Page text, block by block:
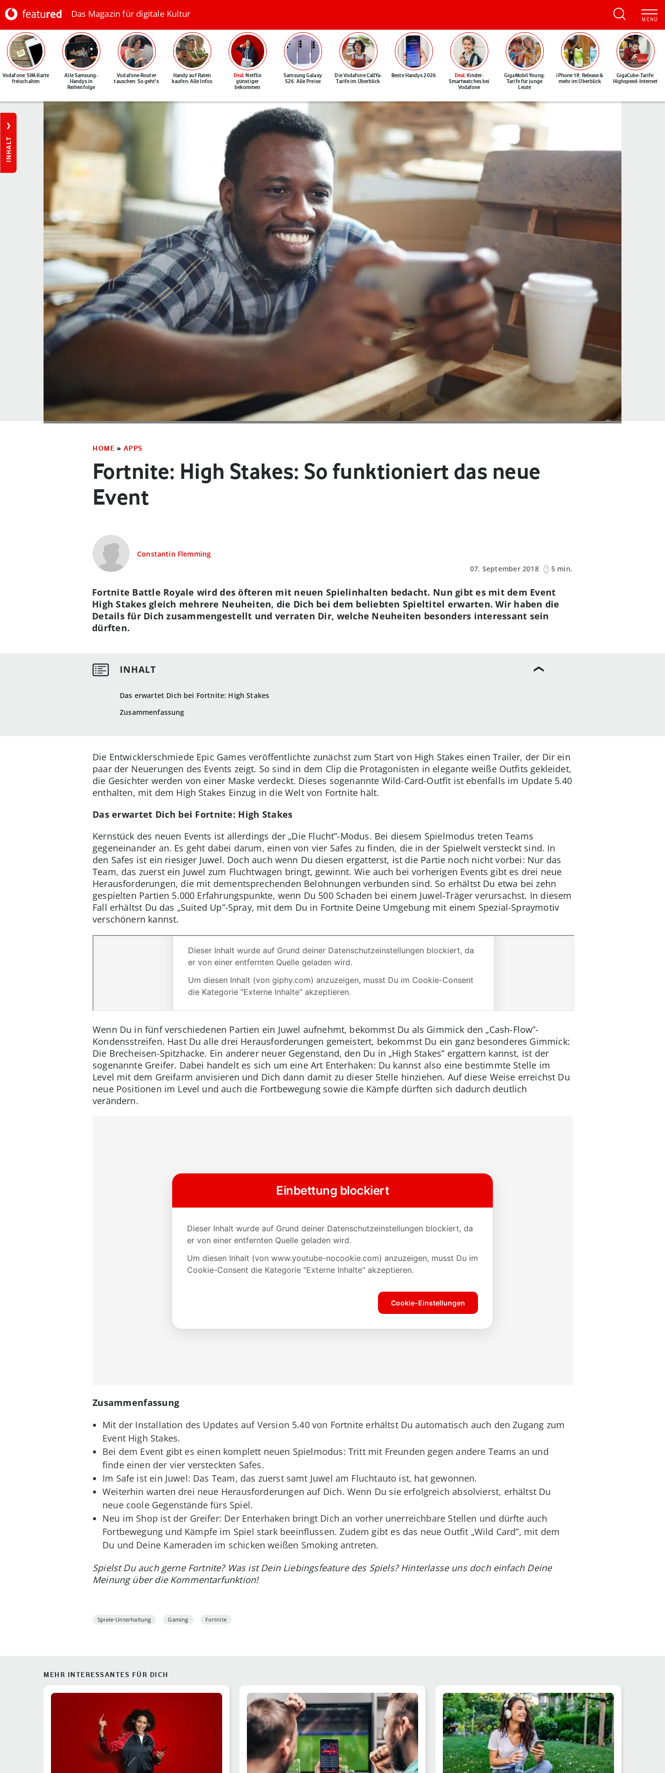
Das Magazin für digitale Kultur
Vodafone: SIM-Karte
freischalten
Alle Samsung-
Handys in
Reihenfolge
Vodafone-Router
tauschen: So geht's
Handy auf Raten
kaufen: Alle Infos
Deal: Netflix
günstiger
bekommen
Samsung Galaxy
S26: Alle Preise
Die Vodafone CallYa-
Tarife im Überblick
Beste Handys 2026 Deal: Kinder-
Smartwatches bei
Vodafone
GigaMobil Young:
Tarife für junge
Leute
iPhone 18: Release &
mehr im Überblick
GigaCube-Tarife:
Highspeed-Internet
INHALT
HOME » APPS
Fortnite: High Stakes: So funktioniert das neue
Event
Constantin Flemming
07. September 2018
5 min.
Das erwartet Dich bei Fortnite: High Stakes
Zusammenfassung
Fortnite Battle Royale wird des öfteren mit neuen Spielinhalten bedacht. Nun gibt es mit dem Event
High Stakes gleich mehrere Neuheiten, die Dich bei dem beliebten Spieltitel erwarten. Wir haben die
Details für Dich zusammengestellt und verraten Dir, welche Neuheiten besonders interessant sein
dürften.
Die Entwicklerschmiede Epic Games veröffentlichte zunächst zum Start von High Stakes einen Trailer, der Dir ein
paar der Neuerungen des Events zeigt. So sind in dem Clip die Protagonisten in elegante weiße Outfits gekleidet,
die Gesichter werden von einer Maske verdeckt. Dieses sogenannte Wild-Card-Outfit ist ebenfalls im Update 5.40
enthalten, mit dem High Stakes Einzug in die Welt von Fortnite hält.
Das erwartet Dich bei Fortnite: High Stakes
Kernstück des neuen Events ist allerdings der „Die Flucht”-Modus. Bei diesem Spielmodus treten Teams
gegeneinander an. Es geht dabei darum, einen von vier Safes zu finden, die in der Spielwelt versteckt sind. In
den Safes ist ein riesiger Juwel. Doch auch wenn Du diesen ergatterst, ist die Partie noch nicht vorbei: Nur das
Team, das zuerst ein Juwel zum Fluchtwagen bringt, gewinnt. Wie auch bei vorherigen Events gibt es drei neue
Herausforderungen, die mit dementsprechenden Belohnungen verbunden sind. So erhältst Du etwa bei zehn
gespielten Partien 5.000 Erfahrungspunkte, wenn Du 500 Schaden bei einem Juwel-Träger verursachst. In diesem
Fall erhältst Du das „Suited Up”-Spray, mit dem Du in Fortnite Deine Umgebung mit einem Spezial-Spraymotiv
verschönern kannst.
Wenn Du in fünf verschiedenen Partien ein Juwel aufnehmt, bekommst Du als Gimmick den „Cash-Flow”-
Kondensstreifen. Hast Du alle drei Herausforderungen gemeistert, bekommst Du ein ganz besonderes Gimmick:
Die Brecheisen-Spitzhacke. Ein anderer neuer Gegenstand, den Du in „High Stakes” ergattern kannst, ist der
sogenannte Greifer. Dabei handelt es sich um eine Art Enterhaken: Du kannst also eine bestimmte Stelle im
Level mit dem Greifarm anvisieren und Dich dann damit zu dieser Stelle hinziehen. Auf diese Weise erreichst Du
neue Positionen im Level und auch die Fortbewegung sowie die Kämpfe dürften sich dadurch deutlich
verändern.
Zusammenfassung
Mit der Installation des Updates auf Version 5.40 von Fortnite erhältst Du automatisch auch den Zugang zum
Event High Stakes.
Bei dem Event gibt es einen komplett neuen Spielmodus: Tritt mit Freunden gegen andere Teams an und
finde einen der vier versteckten Safes.
Im Safe ist ein Juwel: Das Team, das zuerst samt Juwel am Fluchtauto ist, hat gewonnen.
Weiterhin warten drei neue Herausforderungen auf Dich. Wenn Du sie erfolgreich absolvierst, erhältst Du
neue coole Gegenstände fürs Spiel.
Neu im Shop ist der Greifer: Der Enterhaken bringt Dich an vorher unerreichbare Stellen und dürfte auch
Fortbewegung und Kämpfe im Spiel stark beeinflussen. Zudem gibt es das neue Outfit „Wild Card”, mit dem
Du und Deine Kameraden im schicken weißen Smoking antreten.
Spielst Du auch gerne Fortnite? Was ist Dein Liebingsfeature des Spiels? Hinterlasse uns doch einfach Deine
Meinung über die Kommentarfunktion!
Spiele-Unterhaltung Gaming Fortnite
MEHR INTERESSANTES FÜR DICH